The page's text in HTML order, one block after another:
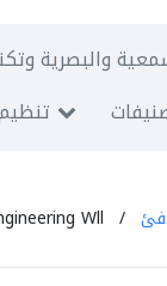
والبصرية
Wll